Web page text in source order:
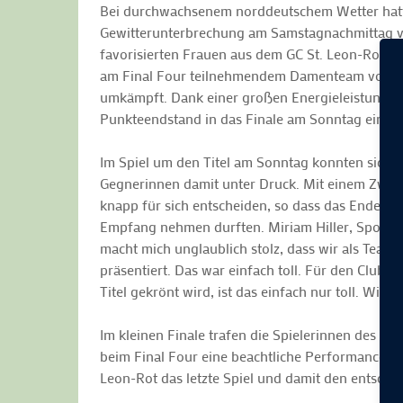
Bei durchwachsenem norddeutschem Wetter
Gewitterunterbrechung am Samstagnachmittag
favorisierten Frauen aus dem GC St. Leon-Rot
am Final Four teilnehmendem Damenteam
umkämpft. Dank einer großen Energieleistung
Punkteendstand in das Finale am Sonntag
Im Spiel um den Titel am Sonntag konnten
Gegnerinnen damit unter Druck. Mit einem
knapp für sich entscheiden, so dass das
Empfang nehmen durften. Miriam Hiller,
macht mich unglaublich stolz, dass wir als
präsentiert. Das war einfach toll. Für den Club
Titel gekrönt wird, ist das einfach nur toll. Wir
Im kleinen Finale trafen die Spielerinnen des
beim Final Four eine beachtliche Performance
Leon-Rot das letzte Spiel und damit den